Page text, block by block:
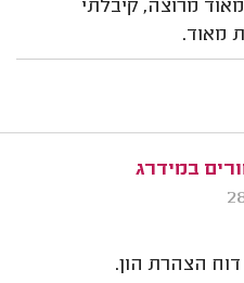
מאוד מרוצה, קיבלתי
מאוד.
במידרג
הצהרת הון.